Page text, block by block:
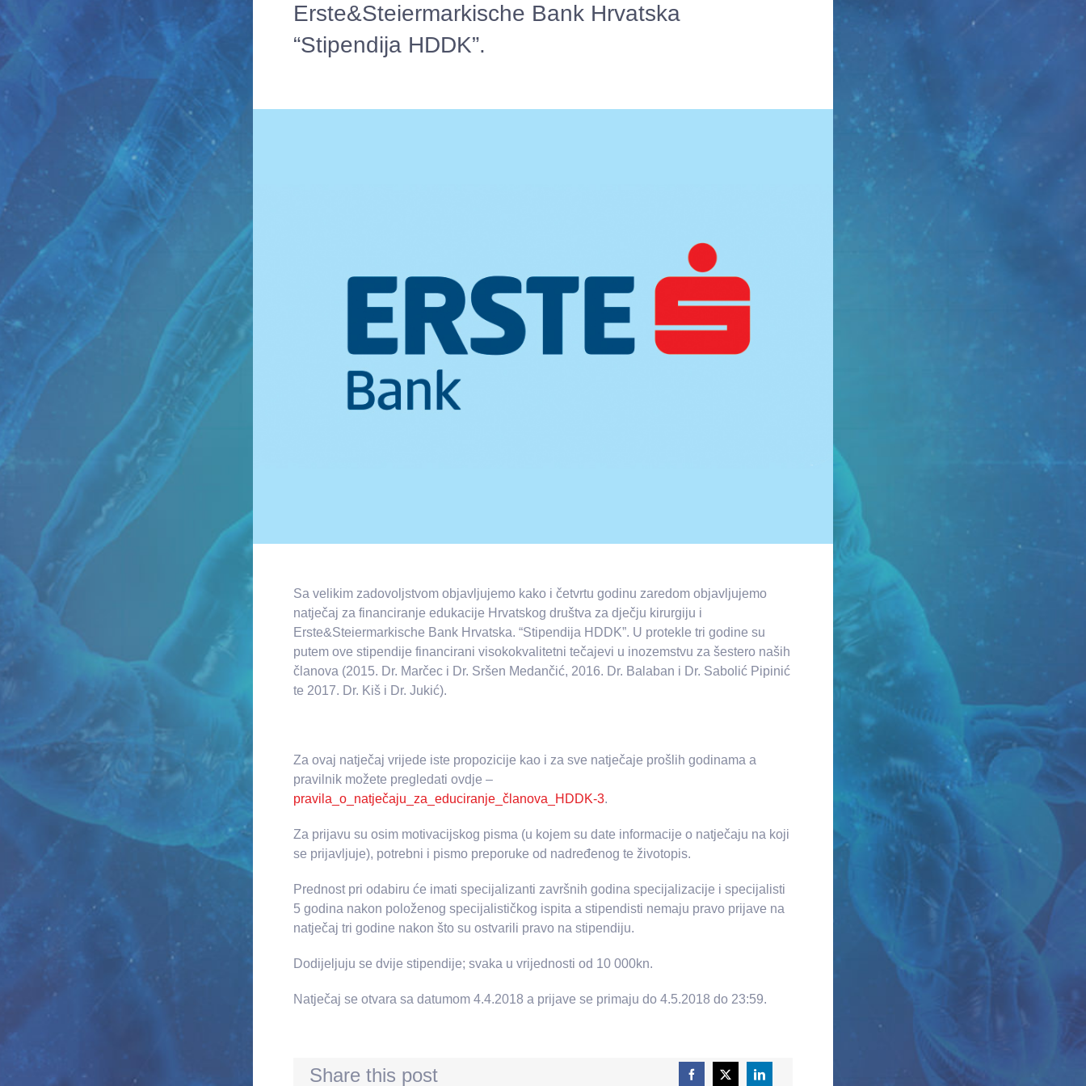
Erste&Steiermarkische Bank Hrvatska
“Stipendija HDDK”.
Sa velikim zadovoljstvom objavljujemo kako i četvrtu godinu zaredom objavljujemo
natječaj za financiranje edukacije Hrvatskog društva za dječju kirurgiju i
Erste&Steiermarkische Bank Hrvatska. “Stipendija HDDK”. U protekle tri godine su
putem ove stipendije financirani visokokvalitetni tečajevi u inozemstvu za šestero naših
članova (2015. Dr. Marčec i Dr. Sršen Medančić, 2016. Dr. Balaban i Dr. Sabolić Pipinić
te 2017. Dr. Kiš i Dr. Jukić).
Za ovaj natječaj vrijede iste propozicije kao i za sve natječaje prošlih godinama a
pravilnik možete pregledati ovdje –
pravila_o_natječaju_za_educiranje_članova_HDDK-3.
Za prijavu su osim motivacijskog pisma (u kojem su date informacije o natječaju na koji
se prijavljuje), potrebni i pismo preporuke od nadređenog te životopis.
Prednost pri odabiru će imati specijalizanti završnih godina specijalizacije i specijalisti
5 godina nakon položenog specijalističkog ispita a stipendisti nemaju pravo prijave na
natječaj tri godine nakon što su ostvarili pravo na stipendiju.
Dodijeljuju se dvije stipendije; svaka u vrijednosti od 10 000kn.
Natječaj se otvara sa datumom 4.4.2018 a prijave se primaju do 4.5.2018 do 23:59.
Share this post